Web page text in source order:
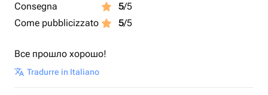
Consegna
5/5
Come pubblicizzato
5/5
Все прошло хорошо!
Tradurre in Italiano